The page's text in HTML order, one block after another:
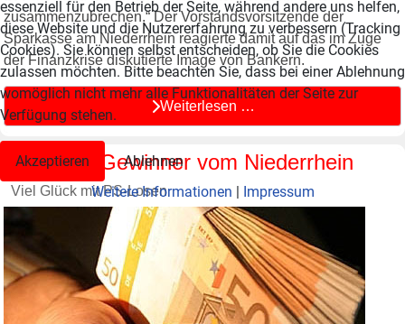
zusammenzubrechen.“ Der Vorstandsvorsitzende der
Sparkasse am Niederrhein reagierte damit auf das im Zuge
der Finanzkrise diskutierte Image von Bankern.
Weiterlesen …
Fünfzehn Gewinner vom Niederrhein
Viel Glück mit PS-Losen
essenziell für den Betrieb der Seite, während andere uns helfen,
diese Website und die Nutzererfahrung zu verbessern (Tracking
Cookies). Sie können selbst entscheiden, ob Sie die Cookies
zulassen möchten. Bitte beachten Sie, dass bei einer Ablehnung
womöglich nicht mehr alle Funktionalitäten der Seite zur
Verfügung stehen.
Akzeptieren
Ablehnen
Weitere Informationen | Impressum